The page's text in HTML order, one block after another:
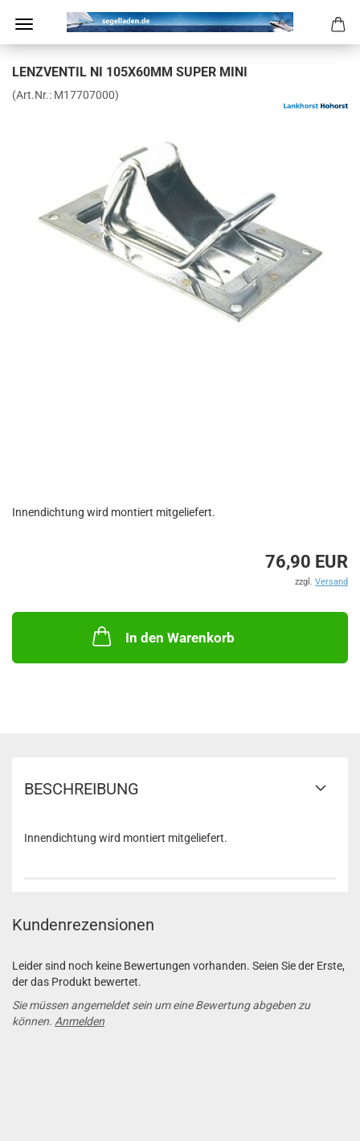
LENZ­VEN­TIL NI 105X60MM SUPER MINI
(Art.Nr.: M17707000)
Innendichtung wird montiert mitgeliefert.
76,90 EUR
zzgl. Versand
In den Warenkorb
BESCHREIBUNG
Innendichtung wird montiert mitgeliefert.
Kundenrezensionen
Leider sind noch keine Bewertungen vorhanden. Seien Sie der Erste,
der das Produkt bewertet.
Sie müssen angemeldet sein um eine Bewertung abgeben zu
können. Anmelden